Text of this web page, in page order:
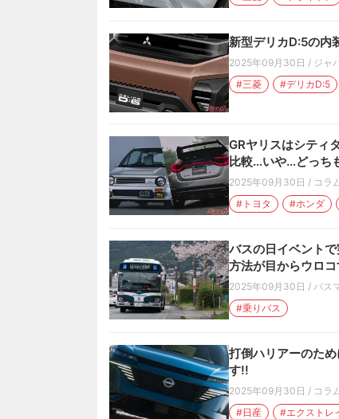
新型デリカD:5の
2025年09月30日 / ジャ
#三菱
#デリカD:5
GRヤリスはシティ
比較…いや…どっち
2025年09月30日 / コラ
#トヨタ
#ホンダ
バスの日イベント
方法が目からウロ
2025年09月30日 / バス
#乗りバス
打倒ハリアーのた
す!!
2025年09月30日 / コラ
#日産
#エクストレ